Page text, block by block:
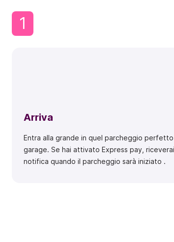
1
Arriva
Entra alla grande in quel parcheggio
garage. Se hai attivato Express pay,
notifica quando il parcheggio sarà iniziato .